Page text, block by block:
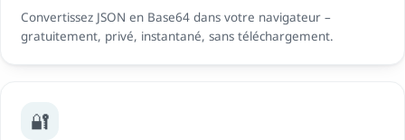
Convertissez JSON en Base64 dans votre navigateur –
gratuitement, privé, instantané, sans téléchargement.
🔐